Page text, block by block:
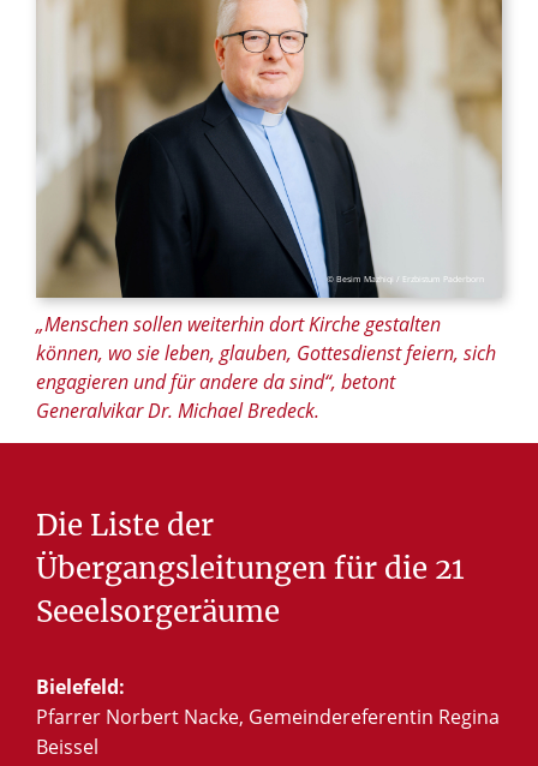
© Besim Mazhiqi / Erzbistum Paderborn
„Menschen sollen weiterhin dort Kirche gestalten
können, wo sie leben, glauben, Gottesdienst feiern, sich
engagieren und für andere da sind“, betont
Generalvikar Dr. Michael Bredeck.
Die Liste der
Übergangsleitungenfür die 21
Seeelsorgeräume
Bielefeld:
Pfarrer Norbert Nacke, Gemeindereferentin Regina
Beissel